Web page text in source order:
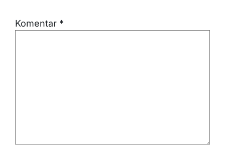
Komentar *